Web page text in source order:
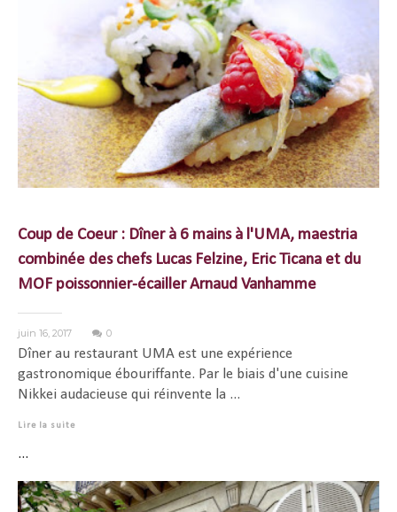
Coup de Coeur : Dîner à 6 mains à l'UMA, maestria
combinée des chefs Lucas Felzine, Eric Ticana et du
MOF poissonnier-écailler Arnaud Vanhamme
juin 16, 2017 0
Dîner au restaurant UMA est une expérience
gastronomique ébouriffante. Par le biais d'une cuisine
Nikkei audacieuse qui réinvente la ...
Lire la suite
...